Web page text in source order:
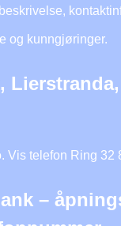
og kunngjøringer.
Vis telefon Ring 32
–